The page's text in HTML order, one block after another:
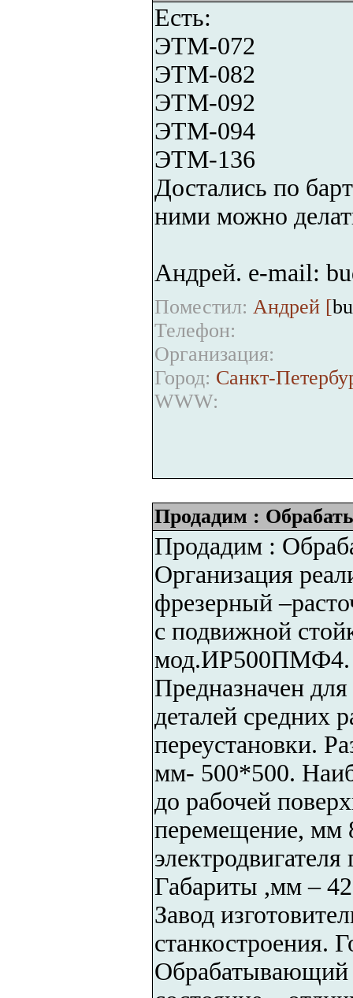
Есть:
ЭТМ-072
ЭТМ-082
ЭТМ-092
ЭТМ-094
ЭТМ-136
Достались по
ними можно
Андрей. e-mail:
Поместил: Андрей [
Телефон:
Организация:
Город: Санкт-
WWW:
Продадим :
Продадим :
Организация
фрезерный
с подвижной
мод.ИР500ПМФ4.
Предназначен
деталей средних
переустановки.
мм- 500*500.
до рабочей
перемещение, мм
Габариты ,мм –
Завод
станкостроения.
Обрабатывающий